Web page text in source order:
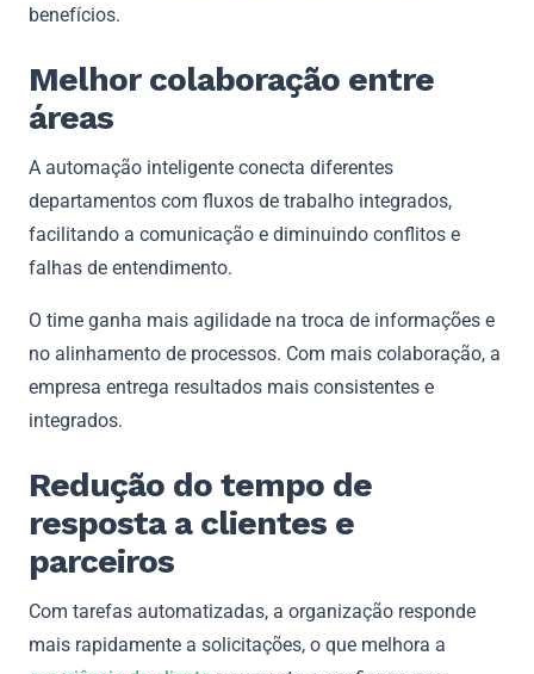
benefícios.
Melhor colaboração entre
áreas
A automação inteligente conecta diferentes
departamentos com fluxos de trabalho integrados,
facilitando a comunicação e diminuindo conflitos e
falhas de entendimento.
O time ganha mais agilidade na troca de informações e
no alinhamento de processos. Com mais colaboração, a
empresa entrega resultados mais consistentes e
integrados.
Redução do tempo de
resposta a clientes e
parceiros
Com tarefas automatizadas, a organização responde
mais rapidamente a solicitações, o que melhora a